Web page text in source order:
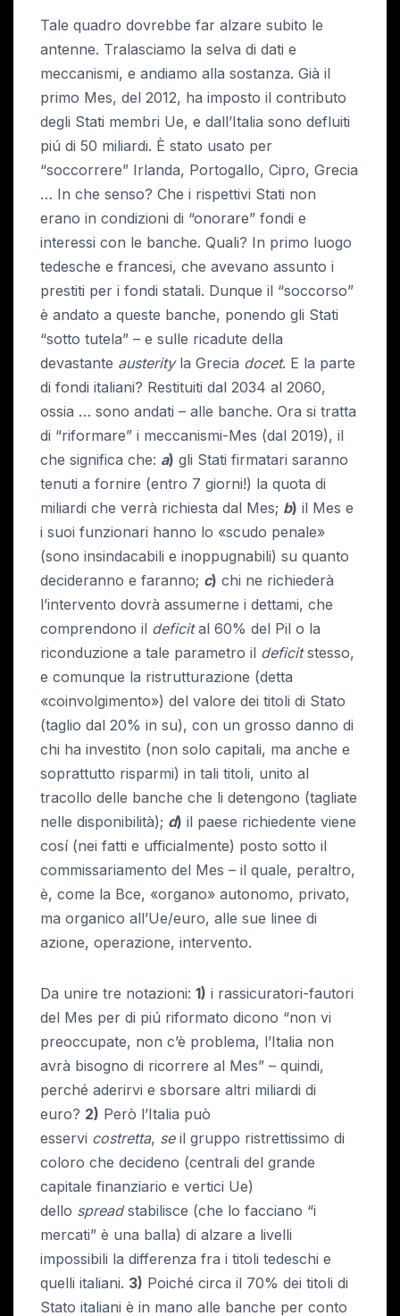
Tale quadro dovrebbe far alzare subito le
antenne. Tralasciamo la selva di dati e
meccanismi, e andiamo alla sostanza. Già il
primo Mes, del 2012, ha imposto il contributo
degli Stati membri Ue, e dall’Italia sono defluiti
piú di 50 miliardi. È stato usato per
“soccorrere” Irlanda, Portogallo, Cipro, Grecia
… In che senso? Che i rispettivi Stati non
erano in condizioni di “onorare” fondi e
interessi con le banche. Quali? In primo luogo
tedesche e francesi, che avevano assunto i
prestiti per i fondi statali. Dunque il “soccorso”
è andato a queste banche, ponendo gli Stati
“sotto tutela” – e sulle ricadute della
devastante austerityla Grecia docet. E la parte
di fondi italiani? Restituiti dal 2034 al 2060,
ossia … sono andati – alle banche. Ora si tratta
di “riformare” i meccanismi-Mes (dal 2019), il
che significa che: a) gli Stati firmatari saranno
tenuti a fornire (entro 7 giorni!) la quota di
miliardi che verrà richiesta dal Mes; b) il Mes e
i suoi funzionari hanno lo «scudo penale»
(sono insindacabili e inoppugnabili) su quanto
decideranno e faranno; c) chi ne richiederà
l’intervento dovrà assumerne i dettami, che
comprendono il deficital 60% del Pil o la
riconduzione a tale parametro il deficitstesso,
e comunque la ristrutturazione (detta
«coinvolgimento») del valore dei titoli di Stato
(taglio dal 20% in su), con un grosso danno di
chi ha investito (non solo capitali, ma anche e
soprattutto risparmi) in tali titoli, unito al
tracollo delle banche che li detengono (tagliate
nelle disponibilità); d) il paese richiedente viene
cosí (nei fatti e ufficialmente) posto sotto il
commissariamento del Mes – il quale, peraltro,
è, come la Bce, «organo» autonomo, privato,
ma organico all’Ue/euro, alle sue linee di
azione, operazione, intervento.
Da unire tre notazioni: 1) i rassicuratori-fautori
del Mes per di piú riformato dicono “non vi
preoccupate, non c’è problema, l’Italia non
avrà bisogno di ricorrere al Mes” – quindi,
perché aderirvi e sborsare altri miliardi di
euro? 2) Però l’Italia può
esservi costretta, seil gruppo ristrettissimo di
coloro che decideno (centrali del grande
capitale finanziario e vertici Ue)
dello spreadstabilisce (che lo facciano “i
mercati” è una balla) di alzare a livelli
impossibili la differenza fra i titoli tedeschi e
quelli italiani. 3) Poiché circa il 70% dei titoli di
Stato italiani è in mano alle banche per conto